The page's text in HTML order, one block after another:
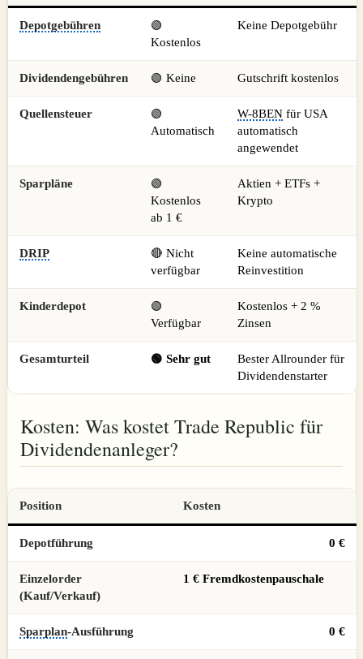
Depotgebühren
🟢
Kostenlos
Keine Depotgebühr
Dividendengebühren 🟢 Keine Gutschrift kostenlos
Quellensteuer
🟢
Automatisch
W-8BEN für USA
automatisch
angewendet
Sparpläne
🟢
Kostenlos
ab 1 €
Aktien + ETFs +
Krypto
DRIP
🔴 Nicht
verfügbar
Keine automatische
Reinvestition
Kinderdepot
🟢
Verfügbar
Kostenlos + 2 %
Zinsen
Gesamturteil 🟢 Sehr gut
Bester Allrounder für
Dividendenstarter
Kosten: Was kostet Trade Republic für
Dividendenanleger?
Position Kosten
Depotführung 0 €
Einzelorder
(Kauf/Verkauf)
1 € Fremdkostenpauschale
Sparplan-Ausführung 0 €